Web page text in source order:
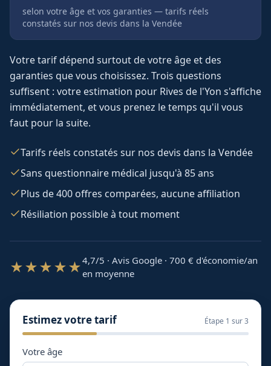
selon votre âge et vos garanties — tarifs réels
constatés sur nos devis dans la Vendée
Votre tarif dépend surtout de votre âge et des
garanties que vous choisissez. Trois questions
suffisent : votre estimation pour Rives de l'Yon s'affiche
immédiatement, et vous prenez le temps qu'il vous
faut pour la suite.
Tarifs réels constatés sur nos devis dans la Vendée
Sans questionnaire médical jusqu'à 85 ans
Plus de 400 offres comparées, aucune affiliation
Résiliation possible à tout moment
★★★★★4,7/5 · Avis Google · 700 € d'économie/an
en moyenne
Estimez votre tarif Étape 1 sur 3
Votre âge